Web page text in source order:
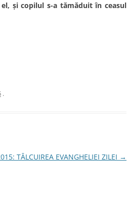
şi copilul s-a tămăduit în ceasul
.
TÂLCUIREA EVANGHELIEI ZILEI →